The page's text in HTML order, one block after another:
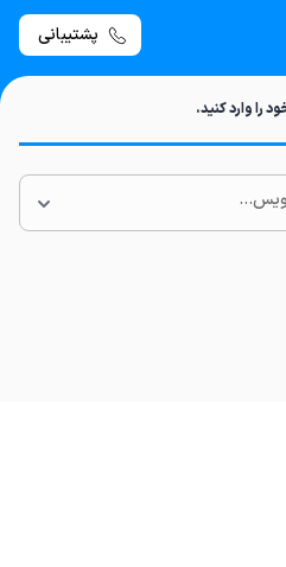
پشتیبانی
را وارد کنید.